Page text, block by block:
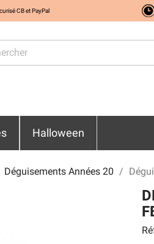
CB et PayPal
Halloween
Déguisements Années 20